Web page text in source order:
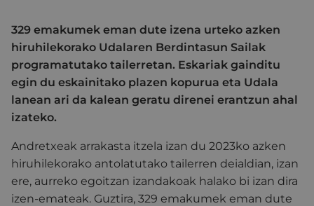
329 emakumek eman dute izena urteko azken
hiruhilekorako Udalaren Berdintasun Sailak
programatutako tailerretan. Eskariak gainditu
egin du eskainitako plazen kopurua eta Udala
lanean ari da kalean geratu direnei erantzun ahal
izateko.
Andretxeak arrakasta itzela izan du 2023ko azken
hiruhilekorako antolatutako tailerren deialdian, izan
ere, aurreko egoitzan izandakoak halako bi izan dira
izen-emateak. Guztira, 329 emakumek eman dute